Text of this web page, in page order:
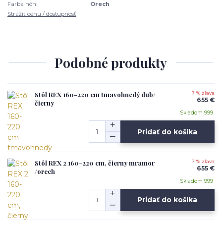
Farba nôh:
Orech
Strážiť cenu / dostupnosť
Podobné produkty
Stôl REX 160-220 cm tmavohnedý dub/
čierny
7 % zľava
655 €
Skladom 999
Pridať do košíka
Stôl REX 2 160-220 cm, čierny mramor
/orech
7 % zľava
655 €
Skladom 999
Pridať do košíka